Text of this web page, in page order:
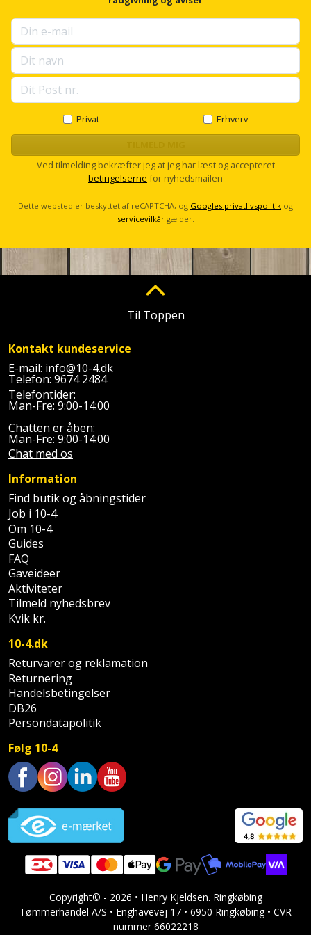
opbevares, så børsterne ikke bliver bøjet eller klemt.
Privat Erhverv
Ved tilmelding bekræfter jeg at jeg har læst og accepteret
betingelserne for nyhedsmailen
Dette websted er beskyttet af reCAPTCHA, og Googles privatlivspolitik og
servicevilkårgælder.
Til Toppen
Kontakt kundeservice
E-mail: info@10-4.dk
Telefon: 9674 2484
Telefontider:
Man-Fre: 9:00-14:00
Chatten er åben:
Man-Fre: 9:00-14:00
Chat med os
Information
Find butik og åbningstider
Job i 10-4
Om 10-4
Guides
FAQ
Gaveideer
Aktiviteter
Tilmeld nyhedsbrev
Kvik kr.
10-4.dk
Returvarer og reklamation
Returnering
Handelsbetingelser
DB26
Persondatapolitik
Følg 10-4
Copyright© - 2026 • Henry Kjeldsen. Ringkøbing
Tømmerhandel A/S • Enghavevej 17 • 6950 Ringkøbing • CVR
nummer 66022218